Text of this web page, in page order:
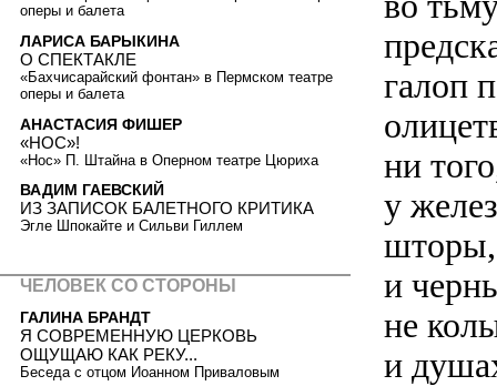
галоп
ни
у
шторы,
и
не
и
оперы и балета
ЛАРИСА БАРЫКИНА
О СПЕКТАКЛЕ
«Бахчисарайский фонтан» в Пермском театре
оперы и балета
АНАСТАСИЯ ФИШЕР
«НОС»!
«Нос» П. Штайна в Оперном театре Цюриха
ВАДИМ ГАЕВСКИЙ
ИЗ ЗАПИСОК БАЛЕТНОГО КРИТИКА
Эгле Шпокайте и Сильви Гиллем
ЧЕЛОВЕК СО СТОРОНЫ
ГАЛИНА БРАНДТ
Я СОВРЕМЕННУЮ ЦЕРКОВЬ
ОЩУЩАЮ КАК РЕКУ...
Беседа с отцом Иоанном Приваловым